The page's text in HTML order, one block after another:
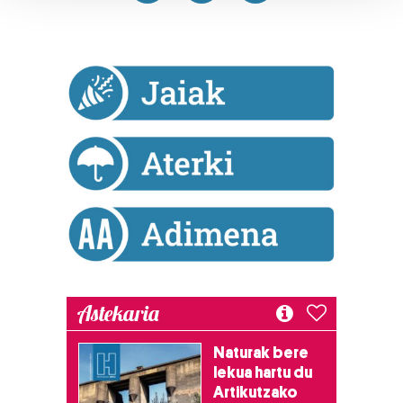
pertsonalizatuak eskaintzeko, iragarkiak eta edukia
neurtzeko, jendeari buruzko informazioa biltzeko eta
produktuak garatzeko. Zure datuak nork eta zertarako
erabiltzen dituen hauta dezakezu.
Bazkide batzuek ez dizute baimenik eskatzen, eta beren
interes komertzial legitimoetan babesten dira. Ikusi gure
bazkideen zerrenda, beren ustez zein helburutarako
duten interes legitimoa eta horren aurka nola egin
Lortu zure datu pertsonalak prozesatzeko moduari
datuen atalean. Edozein unetan alda edo ken dezakezu
zure baimena Cookieen adierazpenean.
Astekaria
Naturak bere
lekua hartu du
Artikutzako